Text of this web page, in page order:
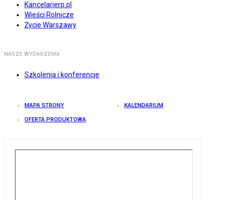
Kancelarierp.pl
Wieści Rolnicze
Życie Warszawy
NASZE WYDARZENIA
Szkolenia i konferencje
MAPA STRONY KALENDARIUM
OFERTA PRODUKTOWA